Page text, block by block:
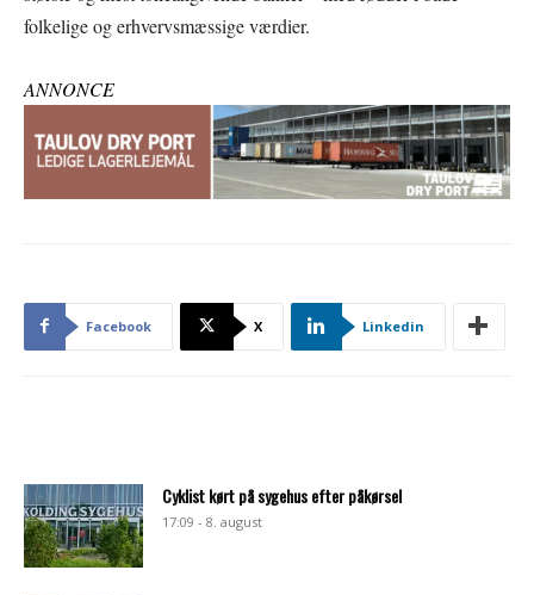
folkelige og erhvervsmæssige værdier.
ANNONCE
Facebook X Linkedin
Cyklist kørt på sygehus efter påkørsel
17:09 - 8. august